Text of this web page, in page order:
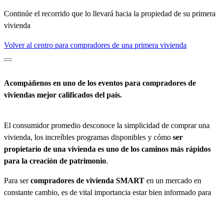
Continúe el recorrido que lo llevará hacia la propiedad de su primera
vivienda
Volver al centro para compradores de una primera vivienda
Acompáñenos en uno de los eventos para compradores de
viviendas mejor calificados del país*
El consumidor promedio desconoce la simplicidad de comprar una
vivienda, los increíbles programas disponibles y cómo ser
propietario de una vivienda es uno de los caminos más rápidos
para la creación de patrimonio.
Para sercompradores de vivienda SMART en un mercado en
constante cambio, es de vital importancia estar bien informado para